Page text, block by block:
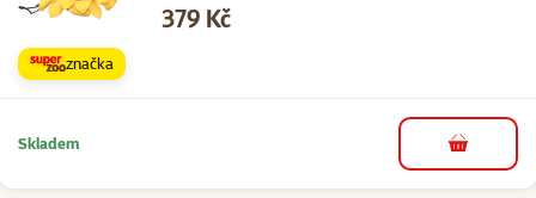
Cena
379 Kč
značka
Skladem do košíku